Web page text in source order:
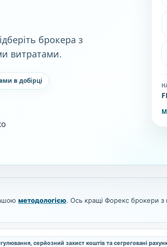
брокера з
витратами.
в добірці
методологією. Ось кращі Форекс брокери
серйозний захист коштів та сегреговані